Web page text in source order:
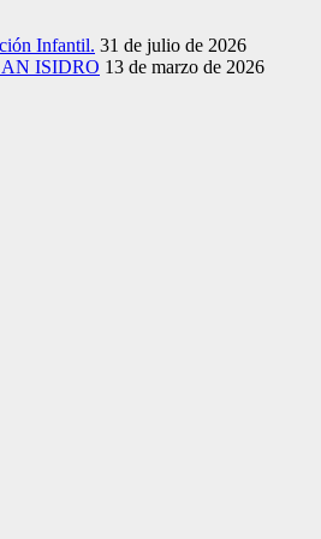
Infantil. 31 de julio de 2026
ISIDRO 13 de marzo de 2026